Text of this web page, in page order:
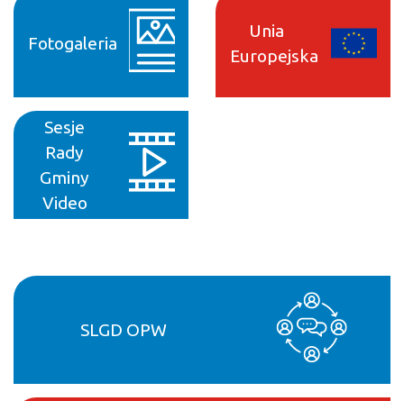
Fotogaleria
Sesje
Rady
Gminy
Video
Unia
Europejska
SLGD OPW